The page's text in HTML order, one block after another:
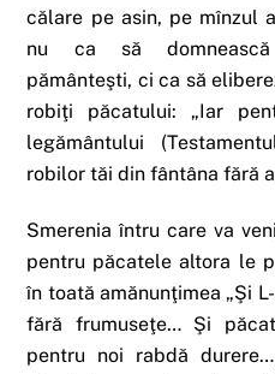
călare pe asin, pe mînzul
nu ca să domnească
pământeşti, ci ca să
robiţi păcatului: „Iar
legământului
robilor tăi din fântâna fără
Smerenia întru care va
pentru păcatele altora le
în toată amănunţimea „Şi
fără frumuseţe… Şi
pentru noi rabdă